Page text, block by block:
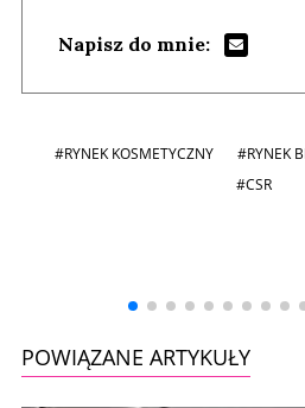
Napisz do mnie:
#RYNEK KOSMETYCZNY #RYNEK
#CSR
POWIĄZANE ARTYKUŁY